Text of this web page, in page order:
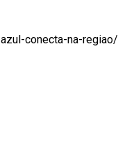
conecta-na-regiao/